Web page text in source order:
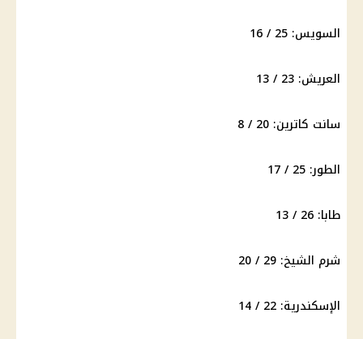
السويس: 25 / 16
العريش: 23 / 13
سانت كاترين: 20 / 8
الطور: 25 / 17
طابا: 26 / 13
شرم الشيخ: 29 / 20
الإسكندرية: 22 / 14